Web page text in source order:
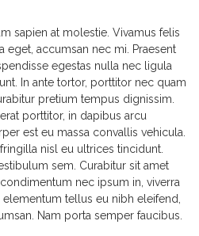
sapien at molestie. Vivamus felis
eget, accumsan nec mi. Praesent
egestas nulla nec ligula
In ante tortor, porttitor nec quam
pretium tempus dignissim.
porttitor, in dapibus arcu
est eu massa convallis vehicula.
nisl eu ultrices tincidunt.
sem. Curabitur sit amet
nec ipsum in, viverra
tellus eu nibh eleifend,
Nam porta semper faucibus.